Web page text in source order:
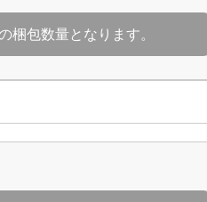
梱包数量となります。